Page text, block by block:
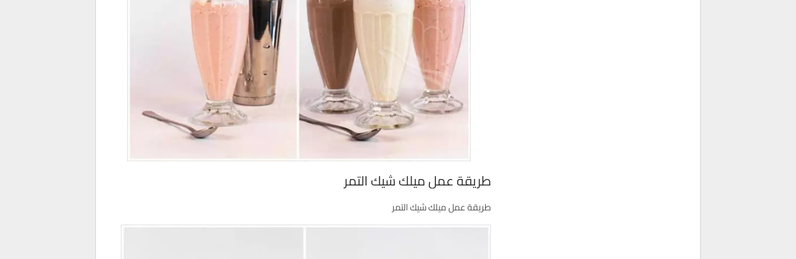
طريقة عمل ميلك شيك التمر
طريقة عمل ميلك شيك التمر